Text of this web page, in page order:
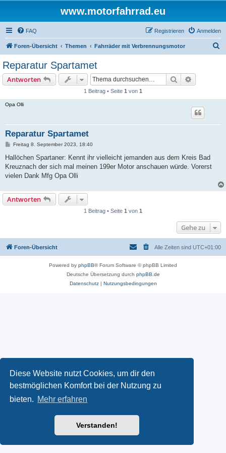
Diese Website nutzt Cookies, um dir den
bestmöglichen Komfort bei der Nutzung zu
bieten. Mehr erfahren
Verstanden!
www.motorfahrrad.eu
FAQ Anmelden
Registrieren
Foren-Übersicht Themen Fahrräder mit Verbrennungsmotor
Reparatur Spartamet
Antworten Suche
1 Beitrag • Seite 1 von 1
Opa Olli
Reparatur Spartamet
B
i
r
a
Freitag 8. September 2023, 18:40
Hallöchen Spartaner: Kennt ihr vielleicht jemanden aus dem Kreis Bad
Kreuznach der sich mal meinen 199er Motor anschauen würde. Vorerst
vielen Dank Mfg Opa Olli
Antworten
1 Beitrag • Seite 1 von 1
Gehe zu
Foren-Übersicht Alle Zeiten sind UTC+01:00
Powered by phpBB® Forum Software © phpBB Limited
Deutsche Übersetzung durch phpBB.de
Datenschutz| Nutzungsbedingungen